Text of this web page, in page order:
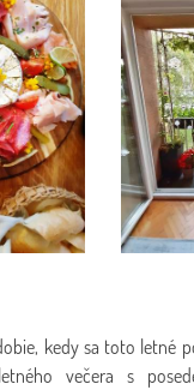
kedy sa toto letné
večera s